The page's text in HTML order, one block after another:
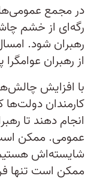
در مجمع
رگه‌ای از خشم
رهبران شود.
از رهبران
با افزایش
کارمندان دولت‌ها
انجام دهند تا
عمومی. ممکن
شایسته‌اش
ممکن است تنها